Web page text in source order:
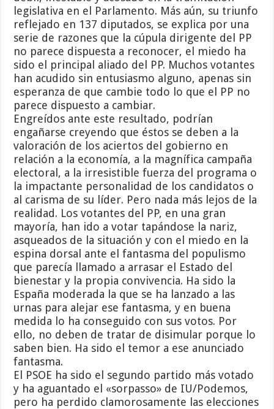
legislativa en el Parlamento. Más aún, su triunfo
reflejado en 137 diputados, se explica por una
serie de razones que la cúpula dirigente del PP
no parece dispuesta a reconocer, el miedo ha
sido el principal aliado del PP. Muchos votantes
han acudido sin entusiasmo alguno, apenas sin
esperanza de que cambie todo lo que el PP no
parece dispuesto a cambiar.
Engreídos ante este resultado, podrían
engañarse creyendo que éstos se deben a la
valoración de los aciertos del gobierno en
relación a la economía, a la magnífica campaña
electoral, a la irresistible fuerza del programa o
la impactante personalidad de los candidatos o
al carisma de su líder. Pero nada más lejos de la
realidad. Los votantes del PP, en una gran
mayoría, han ido a votar tapándose la nariz,
asqueados de la situación y con el miedo en la
espina dorsal ante el fantasma del populismo
que parecía llamado a arrasar el Estado del
bienestar y la propia convivencia. Ha sido la
España moderada la que se ha lanzado a las
urnas para alejar ese fantasma, y en buena
medida lo ha conseguido con sus votos. Por
ello, no deben de tratar de disimular porque lo
saben bien. Ha sido el temor a ese anunciado
fantasma.
El PSOE ha sido el segundo partido más votado
y ha aguantado el «sorpasso» de IU/Podemos,
pero ha perdido clamorosamente las elecciones